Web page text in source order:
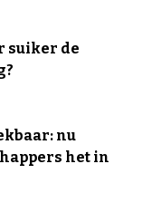
suiker de
nu
het in